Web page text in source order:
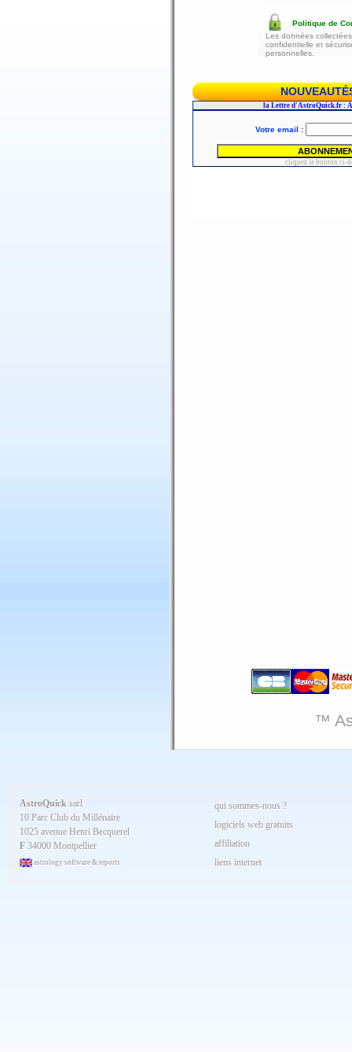
Politique de
Les données
confidentielle et
personnelles.
™
AstroQuick sarl
10 Parc Club du Millénaire
1025 avenue Henri Becquerel
F 34000 Montpellier
astrology software & reports
qui sommes-nous ?
logiciels web gratuits
affiliation
liens internet